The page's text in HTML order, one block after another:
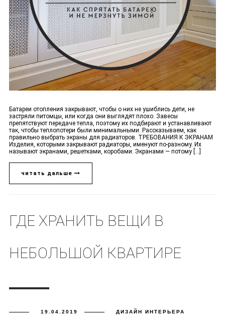
Батареи отопления закрывают, чтобы о них не ушиблись дети, не
застряли питомцы, или когда они выглядят плохо. Завесы
препятствуют передаче тепла, поэтому их подбирают и устанавливают
так, чтобы теплопотери были минимальными. Рассказываем, как
правильно выбрать экраны для радиаторов. ТРЕБОВАНИЯ К ЭКРАНАМ
Изделия, которыми закрывают радиаторы, именуют по-разному. Их
называют экранами, решетками, коробами. Экранами — потому [...]
читать дальше
ГДЕ ХРАНИТЬ ВЕЩИ В
НЕБОЛЬШОЙ КВАРТИРЕ
19.04.2019 ДИЗАЙН ИНТЕРЬЕРА